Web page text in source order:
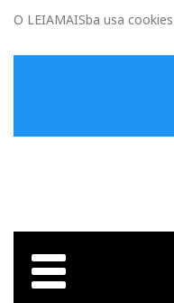
O LEIAMAISba usa